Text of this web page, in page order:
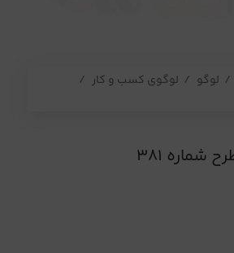
لوگو
لوگوی کسب و کار
شماره 381